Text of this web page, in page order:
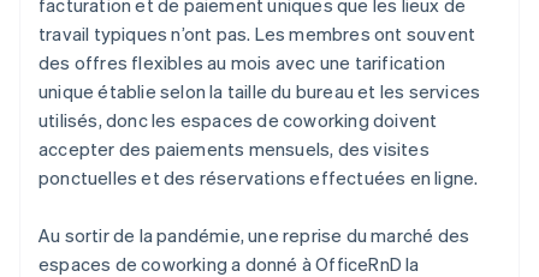
travail typiques n’ont pas. Les membres ont souvent
des offres flexibles au mois avec une tarification
unique établie selon la taille du bureau et les services
utilisés, donc les espaces de coworking doivent
accepter des paiements mensuels, des visites
ponctuelles et des réservations effectuées en ligne.
Au sortir de la pandémie, une reprise du marché des
espaces de coworking a donné à OfficeRnD la